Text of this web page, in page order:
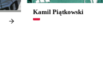
Kamil Piątkowski